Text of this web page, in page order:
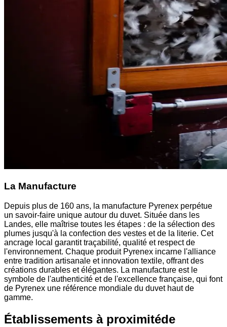
La Manufacture
Depuis plus de 160 ans, la manufacture Pyrenex perpétue
un savoir-faire unique autour du duvet. Située dans les
Landes, elle maîtrise toutes les étapes : de la sélection des
plumes jusqu'à la confection des vestes et de la literie. Cet
ancrage local garantit traçabilité, qualité et respect de
l'environnement. Chaque produit Pyrenex incarne l'alliance
entre tradition artisanale et innovation textile, offrant des
créations durables et élégantes. La manufacture est le
symbole de l'authenticité et de l'excellence française, qui font
de Pyrenex une référence mondiale du duvet haut de
gamme.
Établissements à proximitéde